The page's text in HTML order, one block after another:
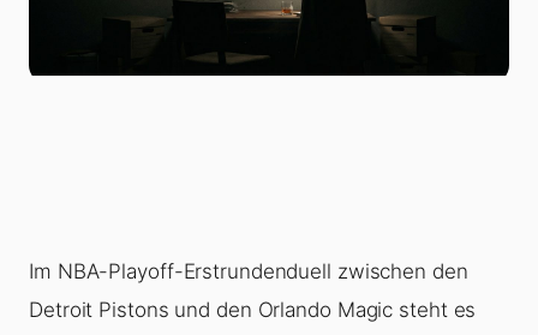
Im NBA-Playoff-Erstrundenduell zwischen den
Detroit Pistons und den Orlando Magic steht es